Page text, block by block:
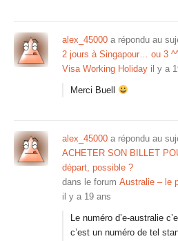
alex_45000 a répondu au
2 jours à Singapour… ou 3
Visa Working Holiday il y a
Merci Buell
alex_45000 a répondu au
ACHETER SON BILLET
départ, possible ?
dans le forum Australie – le
il y a 19 ans
Le numéro d’e-australie
c’est un numéro de tel